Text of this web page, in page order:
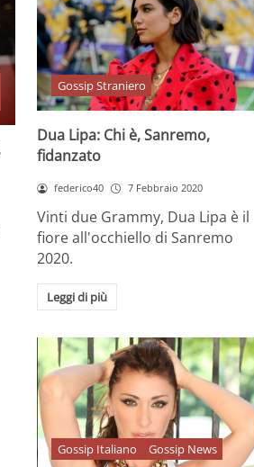
Gossip Straniero
Dua Lipa: Chi è, Sanremo,
fidanzato
federico40 7 Febbraio 2020
Vinti due Grammy, Dua Lipa è il
fiore all'occhiello di Sanremo
2020.
Leggi di più
Gossip Italiano Gossip News